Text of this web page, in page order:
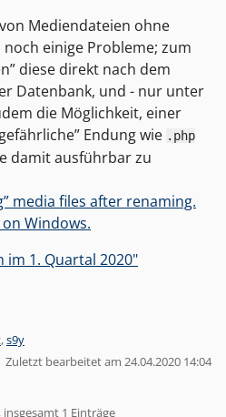
Mediendateien ohne
noch einige Probleme; zum
diese direkt nach dem
Datenbank, und - nur unter
die Möglichkeit, einer
Endung wie .php
damit ausführbar zu
media files after renaming.
Windows.
im 1. Quartal 2020"
,s9y
Zuletzt bearbeitet am 24.04.2020 14:04
insgesamt 1 Einträge